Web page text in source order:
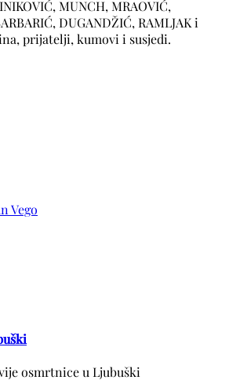
MUNCH, MRAOVIĆ,
DUGANDŽIĆ, RAMLJAK i
prijatelji, kumovi i susjedi.
Vego
osmrtnice u Ljubuški